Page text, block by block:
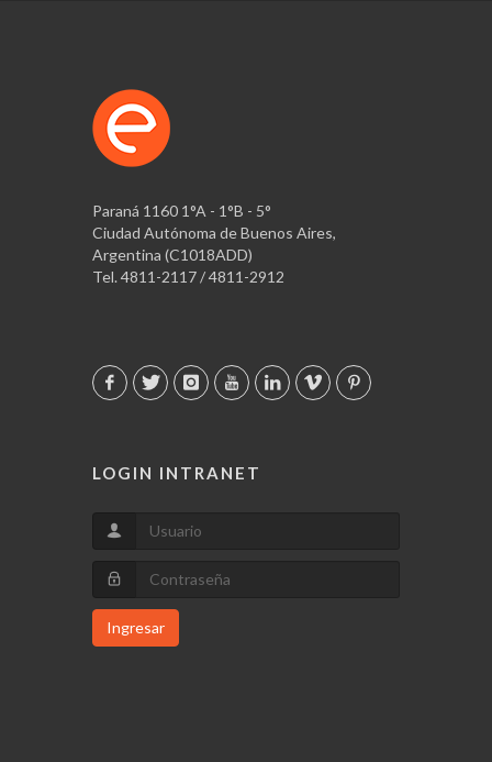
Paraná 1160 1°A - 1°B - 5°
Ciudad Autónoma de Buenos Aires,
Argentina (C1018ADD)
Tel. 4811-2117 / 4811-2912
LOGIN INTRANET
Ingresar